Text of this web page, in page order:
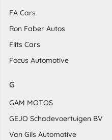
FA Cars
Ron Faber Autos
Flits Cars
Focus Automotive
G
GAM MOTOS
GEJO Schadevoertuigen BV
Van Gils Automotive